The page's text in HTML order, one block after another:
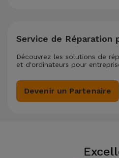
Service de Réparation
Découvrez les solutions de
et d'ordinateurs pour
Devenir un Partenaire